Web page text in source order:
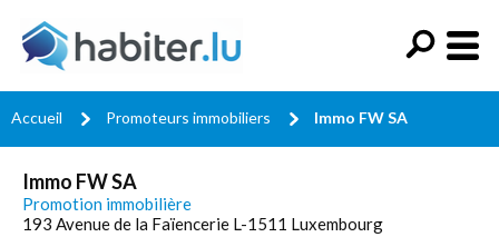
Accueil Promoteurs immobiliers Immo FW SA
Immo FW SA
Promotion immobilière
193 Avenue de la Faïencerie L-1511 Luxembourg